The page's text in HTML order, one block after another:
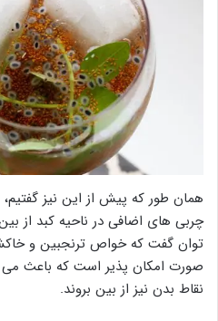
همان طور که پیش از این نیز
چربی های اضافی در ناحیه کبد از
توان گفت که خواص ترنجبین و
صورت امکان پذیر است که باعث
نقاط بدن نیز از بین بروند.